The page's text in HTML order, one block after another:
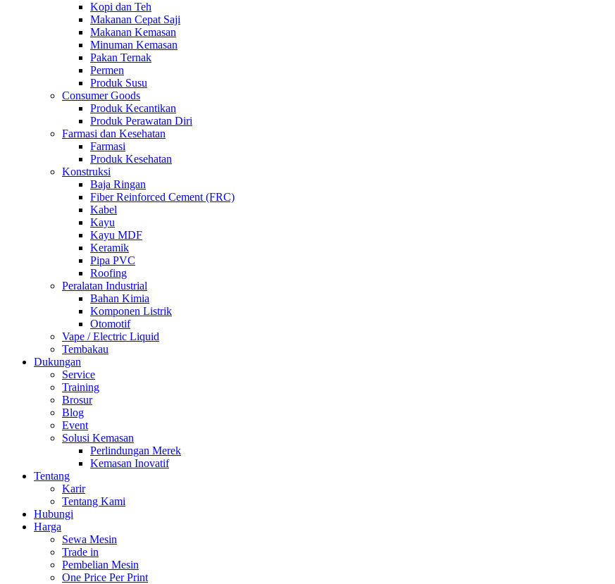
Kopi dan Teh
Makanan Cepat Saji
Makanan Kemasan
Minuman Kemasan
Pakan Ternak
Permen
Produk Susu
Consumer Goods
Produk Kecantikan
Produk Perawatan Diri
Farmasi dan Kesehatan
Farmasi
Produk Kesehatan
Konstruksi
Baja Ringan
Fiber Reinforced Cement (FRC)
Kabel
Kayu
Kayu MDF
Keramik
Pipa PVC
Roofing
Peralatan Industrial
Bahan Kimia
Komponen Listrik
Otomotif
Vape / Electric Liquid
Tembakau
Dukungan
Service
Training
Brosur
Blog
Event
Solusi Kemasan
Perlindungan Merek
Kemasan Inovatif
Tentang
Karir
Tentang Kami
Hubungi
Harga
Sewa Mesin
Trade in
Pembelian Mesin
One Price Per Print